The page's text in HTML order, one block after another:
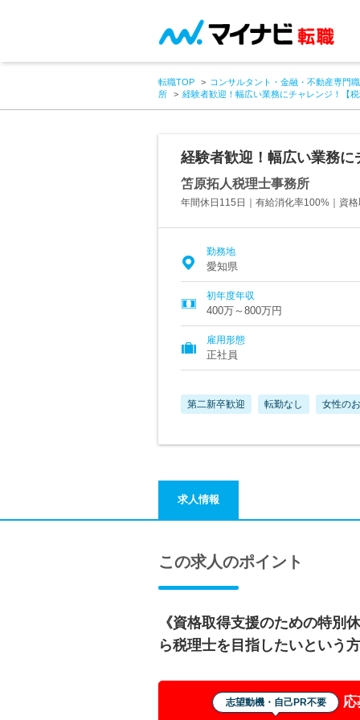
転職TOP
コンサルタント・金融・不動産専門
所
経験者歓迎！幅広い業務にチャレンジ！【
経験者歓迎！幅広い業務
笘原拓人税理士事務所
年間休日115日｜有給消化率100%｜資
勤務地
愛知県
初年度年収
400万～800万円
雇用形態
正社員
第二新卒歓迎 転勤なし 女性の
求人情報
この求人のポイント
《資格取得支援のための特別
ら税理士を目指したいという
志望動機・自己PR不要